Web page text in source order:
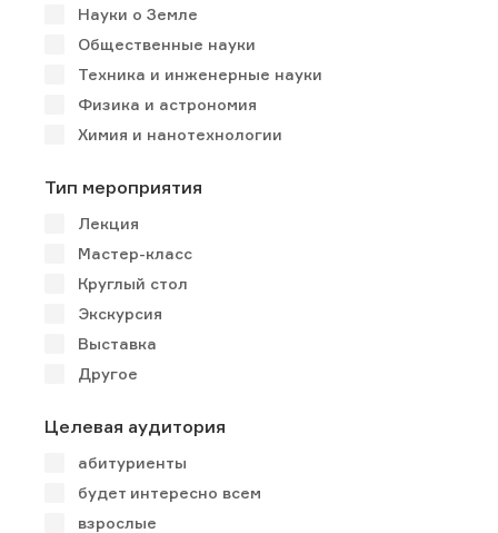
Науки о Земле
Общественные науки
Техника и инженерные науки
Физика и астрономия
Химия и нанотехнологии
Тип мероприятия
Лекция
Мастер-класс
Круглый стол
Экскурсия
Выставка
Другое
Целевая аудитория
абитуриенты
будет интересно всем
взрослые